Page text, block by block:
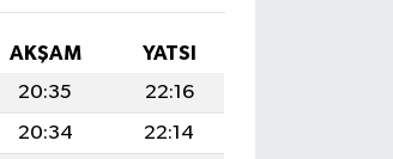
AKŞAM
YATSI
20:35
22:16
20:34
22:14